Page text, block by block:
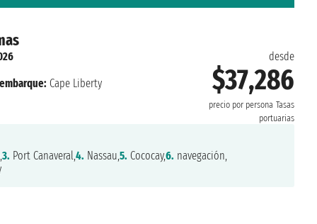
desde
$37,286
precio por persona Tasas
portuarias
Cape Liberty
3. Port Canaveral,4. Nassau,5. Cococay,6. navegación,